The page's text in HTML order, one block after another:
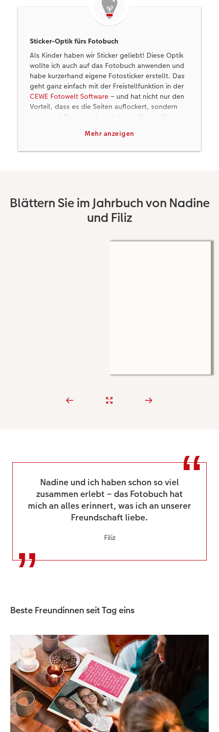
Mehr anzeigen
Sticker-Optik fürs Fotobuch
Als Kinder haben wir Sticker geliebt! Diese Optik
wollte ich auch auf das Fotobuch anwenden und
habe kurzerhand eigene Fotosticker erstellt. Das
geht ganz einfach mit der Freistellfunktion in der
CEWE Fotowelt Software – und hat nicht nur den
Vorteil, dass es die Seiten auflockert, sondern
setzt auch Personen besonders in Szene. Die
Porträtaufnahmen vor unpassendem
Blättern Sie im Jahrbuch von Nadine
und Filiz
Nadine und ich haben schon so viel
zusammen erlebt – das Fotobuch hat
mich an alles erinnert, was ich an unserer
Freundschaft liebe.
Filiz
Beste Freundinnen seit Tag eins